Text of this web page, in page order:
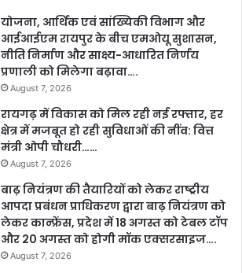
योजना, आर्थिक एवं सांख्यिकी विभाग और
आईआईएम रायपुर के बीच एमओयू सुशासन,
नीति निर्माण और साक्ष्य-आधारित निर्णय
प्रणाली को मिलेगा बढ़ावा….
August 7, 2026
रायगढ़ में विकास को मिल रही नई रफ्तार, हर
क्षेत्र में मजबूत हो रही सुविधाओं की नींव: वित्त
मंत्री ओपी चौधरी……
August 7, 2026
बाढ़ नियंत्रण की तैयारियों को लेकर राष्ट्रीय
आपदा प्रबंधन प्राधिकरण द्वारा बाढ़ नियंत्रण को
लेकर कान्फ्रेंस, प्रदेश में 18 अगस्त को टेबल टॉप
और 20 अगस्त को होगी मॉक एक्सरसाइज….
August 7, 2026